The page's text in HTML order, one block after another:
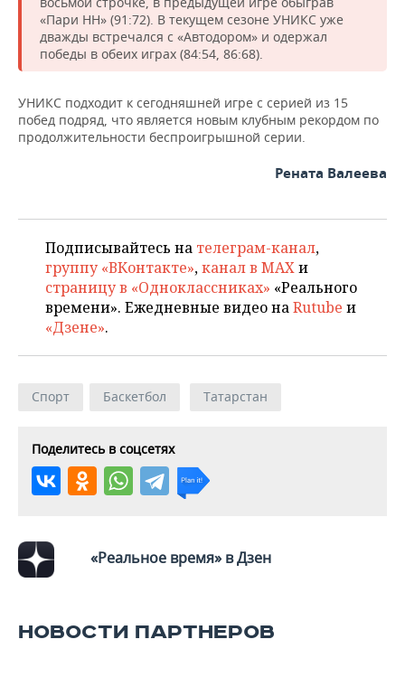
КИБЕРСПОРТ
ФИГУРНОЕ КАТАНИЕ
ВОДНЫЕ ВИДЫ СПОРТА
КУЛЬТУРА
МЕДИЦИНА
ОБРАЗОВАНИЕ
СПИСОК КОМПАНИЙ
«Пари НН» (91:72). В текущем сезоне УНИКС уже
дважды встречался с «Автодором» и одержал
победы в обеих играх (84:54, 86:68).
УНИКС подходит к сегодняшней игре с серией из 15
побед подряд, что является новым клубным рекордом по
продолжительности беспроигрышной серии.
Рената Валеева
Подписывайтесь на телеграм-канал,
группу «ВКонтакте»,канал в MAXи
страницу в «Одноклассниках» «Реального
времени». Ежедневные видео наRutube и
«Дзене».
Спорт Баскетбол Татарстан
Поделитесь в соцсетях
«Реальное время» в Дзен
НОВОСТИ ПАРТНЕРОВ